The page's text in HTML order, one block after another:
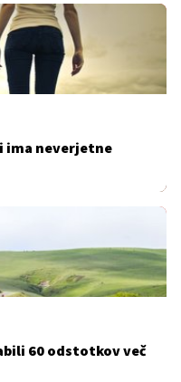
ima neverjetne
60 odstotkov več